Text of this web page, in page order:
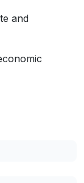
and